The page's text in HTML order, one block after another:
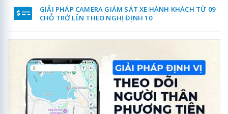
GIẢI PHÁP CAMERA GIÁM SÁT XE HÀNH KHÁCH TỪ 09
CHỖ TRỞ LÊN THEO NGHỊ ĐỊNH 10